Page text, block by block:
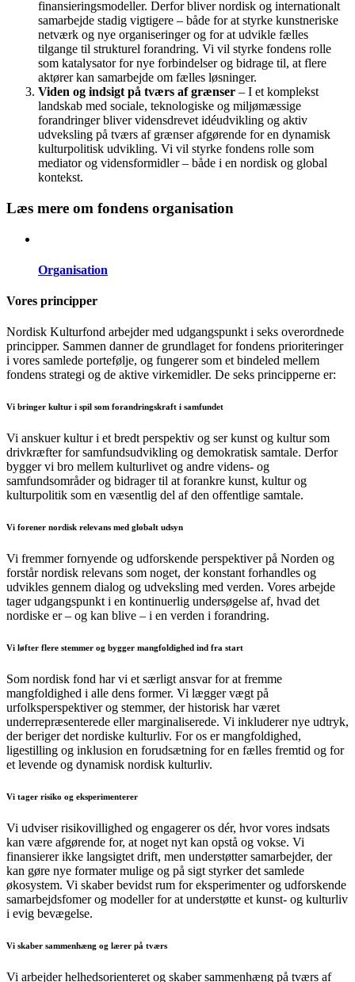
finansieringsmodeller. Derfor bliver nordisk og internationalt
samarbejde stadig vigtigere – både for at styrke kunstneriske
netværk og nye organiseringer og for at udvikle fælles
tilgange til strukturel forandring. Vi vil styrke fondens rolle
som katalysator for nye forbindelser og bidrage til, at flere
aktører kan samarbejde om fælles løsninger.
Viden og indsigt på tværs af grænser – I et komplekst
landskab med sociale, teknologiske og miljømæssige
forandringer bliver vidensdrevet idéudvikling og aktiv
udveksling på tværs af grænser afgørende for en dynamisk
kulturpolitisk udvikling. Vi vil styrke fondens rolle som
mediator og vidensformidler – både i en nordisk og global
kontekst.
Læs mere om fondens organisation
Organisation
Vores principper
Nordisk Kulturfond arbejder med udgangspunkt i seks overordnede
principper. Sammen danner de grundlaget for fondens prioriteringer
i vores samlede portefølje, og fungerer som et bindeled mellem
fondens strategi og de aktive virkemidler. De seks principperne er:
Vi bringer kultur i spil som forandringskraft i samfundet
Vi anskuer kultur i et bredt perspektiv og ser kunst og kultur som
drivkræfter for samfundsudvikling og demokratisk samtale. Derfor
bygger vi bro mellem kulturlivet og andre videns- og
samfundsområder og bidrager til at forankre kunst, kultur og
kulturpolitik som en væsentlig del af den offentlige samtale.
Vi forener nordisk relevans med globalt udsyn
Vi fremmer fornyende og udforskende perspektiver på Norden og
forstår nordisk relevans som noget, der konstant forhandles og
udvikles gennem dialog og udveksling med verden. Vores arbejde
tager udgangspunkt i en kontinuerlig undersøgelse af, hvad det
nordiske er – og kan blive – i en verden i forandring.
Vi løfter flere stemmer og bygger mangfoldighed ind fra start
Som nordisk fond har vi et særligt ansvar for at fremme
mangfoldighed i alle dens former. Vi lægger vægt på
urfolksperspektiver og stemmer, der historisk har været
underrepræsenterede eller marginaliserede. Vi inkluderer nye udtryk,
der beriger det nordiske kulturliv. For os er mangfoldighed,
ligestilling og inklusion en forudsætning for en fælles fremtid og for
et levende og dynamisk nordisk kulturliv.
Vi tager risiko og eksperimenterer
Vi udviser risikovillighed og engagerer os dér, hvor vores indsats
kan være afgørende for, at noget nyt kan opstå og vokse. Vi
finansierer ikke langsigtet drift, men understøtter samarbejder, der
kan gøre nye formater mulige og på sigt styrker det samlede
økosystem. Vi skaber bevidst rum for eksperimenter og udforskende
samarbejdsfomer og modeller for at understøtte et kunst- og kulturliv
i evig bevægelse.
Vi skaber sammenhæng og lærer på tværs
Vi arbejder helhedsorienteret og skaber sammenhæng på tværs af